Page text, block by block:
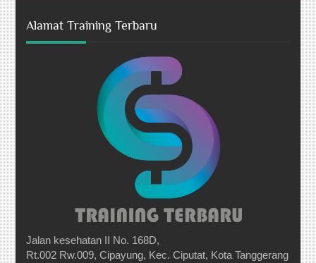
Alamat Training Terbaru
Jalan kesehatan II No. 168D,
Rt.002 Rw.009, Cipayung, Kec. Ciputat, Kota Tanggerang